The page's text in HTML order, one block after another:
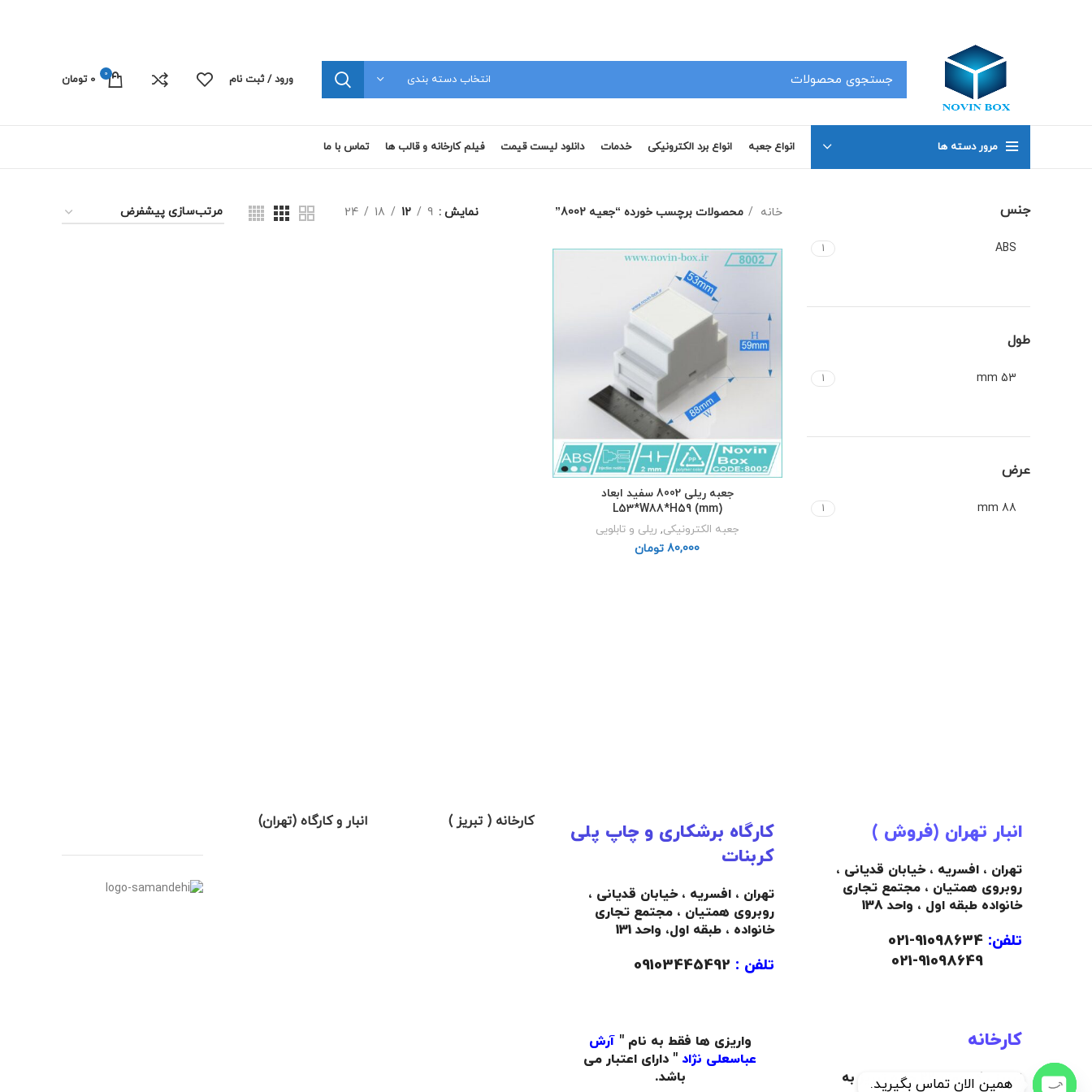
انتخاب دسته بندی ورود / ثبت نام 0
0 تومان
مرور دسته ها انواع جعبه انواع برد الکترونیکی خدمات دانلود لیست قیمت فیلم کارخانه و قالب ها تماس با ما
جنس
ABS
1
طول
53 mm
1
عرض
88 mm
1
خانه محصولات برچسب خورده “جعیه 8002” نمایش 9
12
18
24
جعبه ریلی 8002 سفید ابعاد
L53*W88*H59 (mm)
جعبه الکترونیکی, ریلی و تابلویی
تومان
انبار تهران (فروش )
تهران ، افسریه ، خیابان قدیانی ،
روبروی همتیان ، مجتمع تجاری
خانواده طبقه اول ، واحد 138
تلفن:
کارخانه
تبریز ، کیلومتر 22 جاده تبریز به
کارگاه برشکاری و چاپ پلی
کربنات
تهران ، افسریه ، خیابان قدیانی ،
روبروی همتیان ، مجتمع تجاری
خانواده ،طبقه اول، واحد 131
تلفن :
واریزی ها فقط به نام " آرش
عباسعلی نژاد " دارای اعتبار می
باشد.
کارخانه ( تبریز ) انبار و کارگاه (تهران)
همین الان تماس بگیرید.